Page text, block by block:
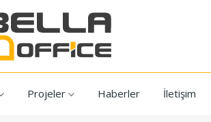
Projeler Haberler İletişim